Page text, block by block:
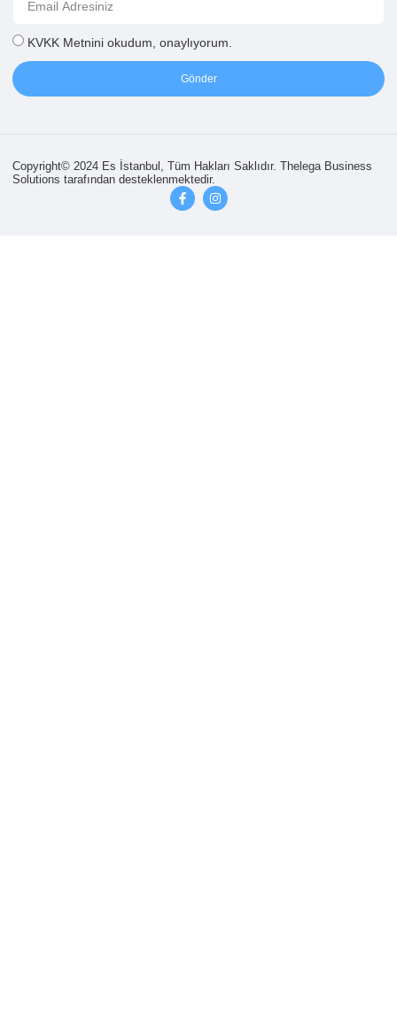
KVKK Metnini okudum, onaylıyorum.
Gönder
Copyright© 2024 Es İstanbul, Tüm Hakları Saklıdır. Thelega Business
Solutions tarafından desteklenmektedir.